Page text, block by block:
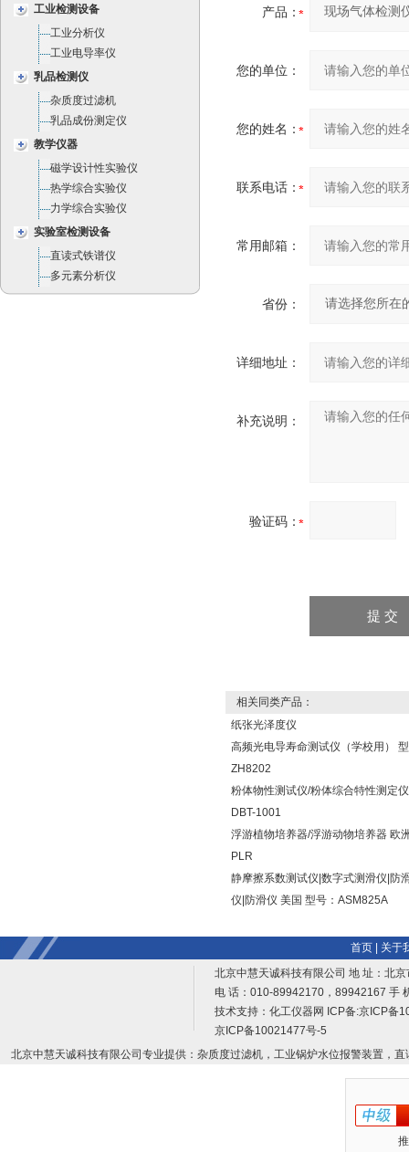
工业检测设备
工业分析仪
工业电导率仪
乳品检测仪
杂质度过滤机
乳品成份测定仪
教学仪器
磁学设计性实验仪
热学综合实验仪
力学综合实验仪
实验室检测设备
直读式铁谱仪
多元素分析仪
产品：
您的单位：
您的姓名：
联系电话：
常用邮箱：
省份：
详细地址：
补充说明：
验证码：
相关同类产品：
纸张光泽度仪
高频光电导寿命测试仪（学校用）
ZH8202
粉体物性测试仪/粉体综合特性测定
DBT-1001
浮游植物培养器/浮游动物培养器 欧
PLR
静摩擦系数测试仪|数字式测滑仪|防
仪|防滑仪 美国 型号：ASM825A
首页|
关于
北京中慧天诚科技有限公司 地 址：北
电 话：010-89942170，89942167 手
技术支持： 化工仪器网 ICP备:京ICP备
京ICP备10021477号-5
北京中慧天诚科技有限公司专业提供：杂质度过滤机，工业锅炉水位报警装置，